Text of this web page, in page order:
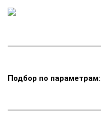
Подбор по параметрам: